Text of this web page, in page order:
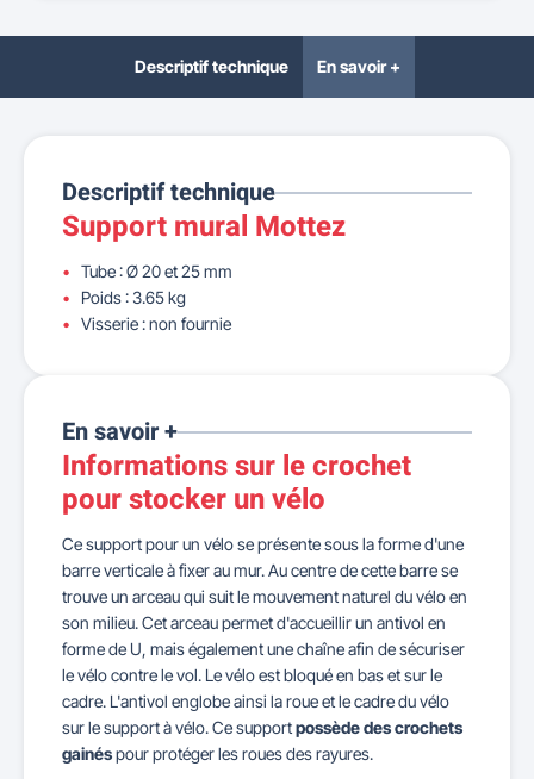
Descriptif technique En savoir +
Descriptif technique
Support mural Mottez
Tube : Ø 20 et 25 mm
Poids : 3.65 kg
Visserie : non fournie
En savoir +
Informations sur le crochet
pour stocker un vélo
Ce support pour un vélo se présente sous la forme d'une
barre verticale à fixer au mur. Au centre de cette barre se
trouve un arceau qui suit le mouvement naturel du vélo en
son milieu. Cet arceau permet d'accueillir un antivol en
forme de U, mais également une chaîne afin de sécuriser
le vélo contre le vol. Le vélo est bloqué en bas et sur le
cadre. L'antivol englobe ainsi la roue et le cadre du vélo
sur le support à vélo. Ce supportpossède des crochets
gainéspour protéger les roues des rayures.